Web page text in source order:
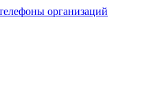
организаций